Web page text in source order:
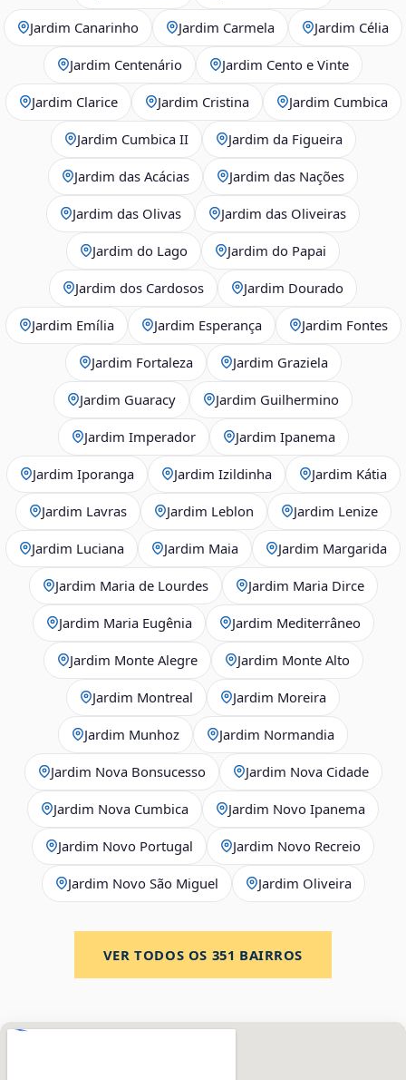
Jardim Canarinho Jardim Carmela Jardim Célia
Jardim Centenário Jardim Cento e Vinte
Jardim Clarice Jardim Cristina Jardim Cumbica
Jardim Cumbica II Jardim da Figueira
Jardim das Acácias Jardim das Nações
Jardim das Olivas Jardim das Oliveiras
Jardim do Lago Jardim do Papai
Jardim dos Cardosos Jardim Dourado
Jardim Emília Jardim Esperança Jardim Fontes
Jardim Fortaleza Jardim Graziela
Jardim Guaracy Jardim Guilhermino
Jardim Imperador Jardim Ipanema
Jardim Iporanga Jardim Izildinha Jardim Kátia
Jardim Lavras Jardim Leblon Jardim Lenize
Jardim Luciana Jardim Maia Jardim Margarida
Jardim Maria de Lourdes Jardim Maria Dirce
Jardim Maria Eugênia Jardim Mediterrâneo
Jardim Monte Alegre Jardim Monte Alto
Jardim Montreal Jardim Moreira
Jardim Munhoz Jardim Normandia
Jardim Nova Bonsucesso Jardim Nova Cidade
Jardim Nova Cumbica Jardim Novo Ipanema
Jardim Novo Portugal Jardim Novo Recreio
Jardim Novo São Miguel Jardim Oliveira
VER TODOS OS 351 BAIRROS